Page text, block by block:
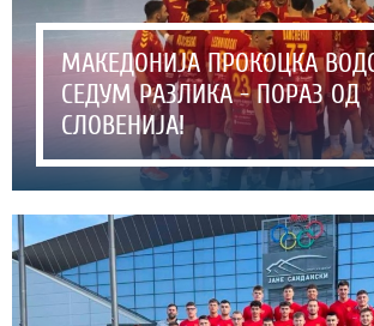
МАКЕДОНИЈА ПРОКОЦКА
СЕДУМ РАЗЛИКА - ПОРАЗ ОД
СЛОВЕНИЈА!